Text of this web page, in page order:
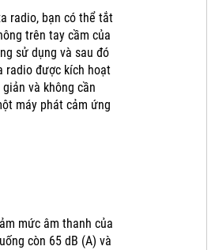
radio, bạn có thể tắt
trên tay cầm của
sử dụng và sau đó
radio được kích hoạt
và không cần
máy phát cảm ứng
mức âm thanh của
còn 65 dB (A) và